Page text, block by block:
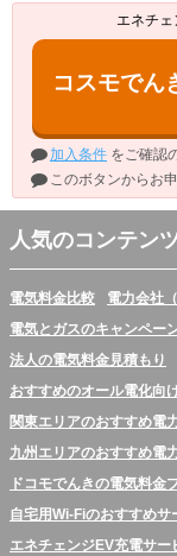
エネチェ
コスモでん
加入条件 をご確認
このボタンからお
人気のコンテン
電気料金比較
電力会社
電気とガスのキャンペー
法人の電気料金見積もり
おすすめのオール電化向
関東エリアのおすすめ電
九州エリアのおすすめ電
ドコモでんきの電気料金
自宅用Wi-Fiのおすすめサ
エネチェンジEV充電サー